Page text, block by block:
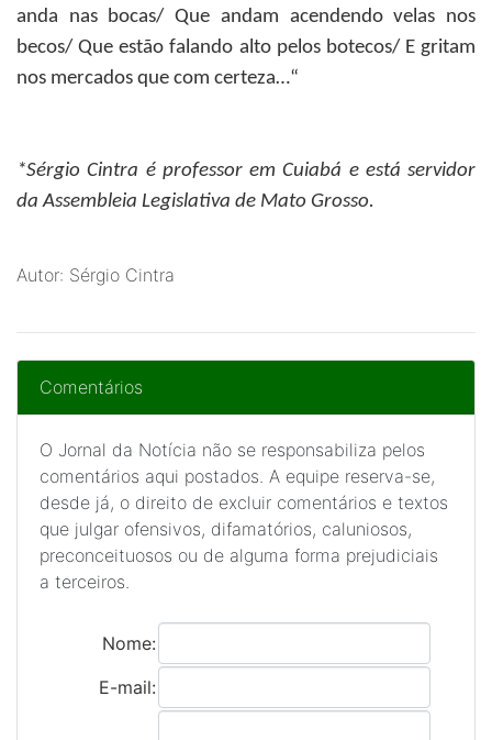
anda nas bocas/ Que andam acendendo velas nos
becos/ Que estão falando alto pelos botecos/ E gritam
nos mercados que com certeza…“
*Sérgio Cintra é professor em Cuiabá e está servidor
da Assembleia Legislativa de Mato Grosso.
Autor: Sérgio Cintra
Comentários
O Jornal da Notícia não se responsabiliza pelos
comentários aqui postados. A equipe reserva-se,
desde já, o direito de excluir comentários e textos
que julgar ofensivos, difamatórios, caluniosos,
preconceituosos ou de alguma forma prejudiciais
a terceiros.
Nome:
E-mail: